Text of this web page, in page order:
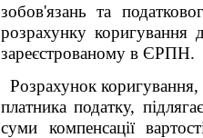
зобов'язань та
розрахунку коригування
зареєстрованому в ЄРПН.
Розрахунок коригування,
платника податку,
суми компенсації